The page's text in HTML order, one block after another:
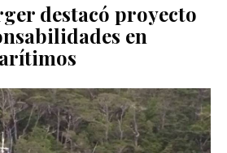
destacó proyecto
en